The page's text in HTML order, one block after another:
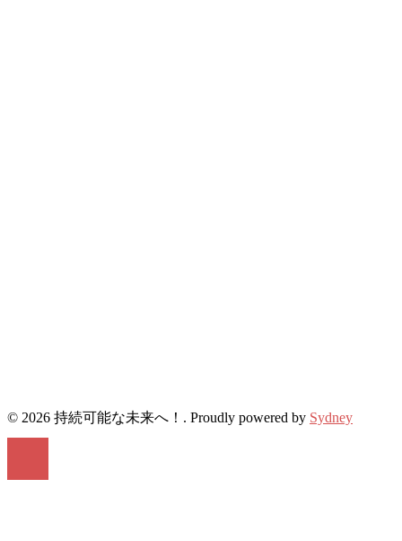
© 2026 持続可能な未来へ！. Proudly powered by Sydney